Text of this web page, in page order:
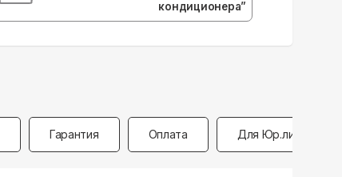
кондиционера”
Гарантия Оплата Для Юр.лиц